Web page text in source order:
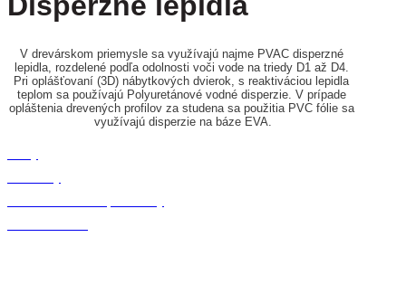
V drevárskom priemysle sa využívajú najme PVAC disperzné
lepidla, rozdelené podľa odolnosti voči vode na triedy D1 až D4.
Pri oplášťovaní (3D) nábytkových dvierok, s reaktiváciou lepidla
teplom sa používajú Polyuretánové vodné disperzie. V prípade
opláštenia drevených profilov za studena sa použitia PVC fólie sa
využívajú disperzie na báze EVA.